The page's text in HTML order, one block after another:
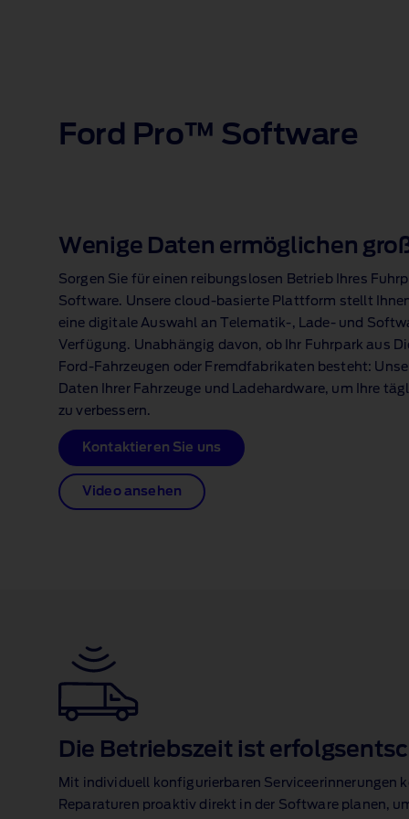
Ford Pro™ Software
Wenige Daten ermöglichen
Sorgen Sie für einen reibungslosen Betrieb Ihres
Software. Unsere cloud‑basierte Plattform stellt
eine digitale Auswahl an Telematik‑, Lade‑ und
Verfügung. Unabhängig davon, ob Ihr Fuhrpark aus
Ford‑Fahrzeugen oder Fremdfabrikaten besteht:
Daten Ihrer Fahrzeuge und Ladehardware, um Ihre
zu verbessern.
Kontaktieren Sie uns
Video ansehen
Die Betriebszeit ist
Mit individuell konfigurierbaren Serviceerinnerungen
Reparaturen proaktiv direkt in der Software planen,